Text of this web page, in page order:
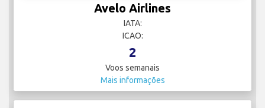
Avelo Airlines
IATA:
ICAO:
2
Voos semanais
Mais informações